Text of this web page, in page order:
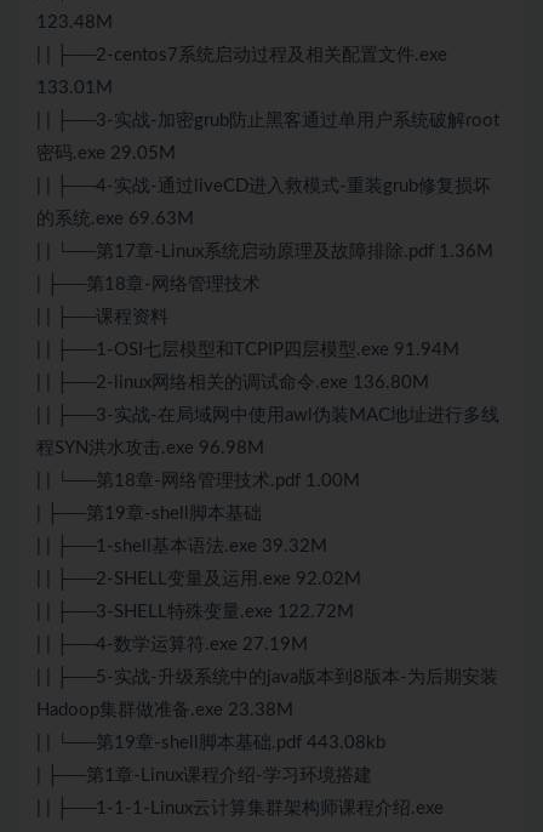
123.48M
| | ├──2-centos7系统启动过程及相关配置文件.exe
133.01M
| | ├──3-实战-加密grub防止黑客通过单用户系统破解root
密码.exe 29.05M
| | ├──4-实战-通过liveCD进入救模式-重装grub修复损坏
的系统.exe 69.63M
| | └──第17章-Linux系统启动原理及故障排除.pdf 1.36M
| ├──第18章-网络管理技术
| | ├──课程资料
| | ├──1-OSI七层模型和TCPIP四层模型.exe 91.94M
| | ├──2-linux网络相关的调试命令.exe 136.80M
| | ├──3-实战-在局域网中使用awl伪装MAC地址进行多线
程SYN洪水攻击.exe 96.98M
| | └──第18章-网络管理技术.pdf 1.00M
| ├──第19章-shell脚本基础
| | ├──1-shell基本语法.exe 39.32M
| | ├──2-SHELL变量及运用.exe 92.02M
| | ├──3-SHELL特殊变量.exe 122.72M
| | ├──4-数学运算符.exe 27.19M
| | ├──5-实战-升级系统中的java版本到8版本-为后期安装
Hadoop集群做准备.exe 23.38M
| | └──第19章-shell脚本基础.pdf 443.08kb
| ├──第1章-Linux课程介绍-学习环境搭建
| | ├──1-1-1-Linux云计算集群架构师课程介绍.exe